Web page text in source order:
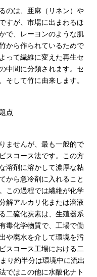
のは、亜麻（リネン）や
すが、市場に出まわるほ
で、レーヨンのような肌
から作られているためで
って繊維に変えた再生セ
中間に分類されます。セ
そして竹に由来します。
点
ませんが、最も一般的で
スコース法です。この方
溶剤に溶かして濃厚な粘
から急冷剤に入れること
この過程では繊維が化学
解アルカリ化または溶液
二硫化炭素は、生殖器系
毒化学物質で、工場で働
や廃水を介して環境を汚
スコース工場における二
り約半分は環境中に流出
ではこの他に水酸化ナト